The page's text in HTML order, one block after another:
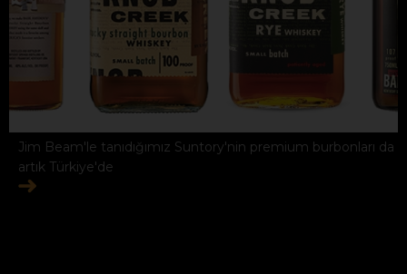
Jim Beam'le tanıdığımız Suntory'nin premium burbonları da
artık Türkiye'de